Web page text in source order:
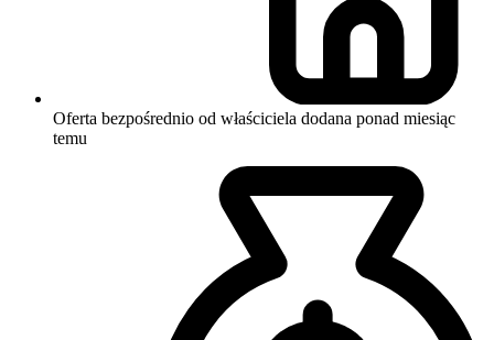
Oferta bezpośrednio od właściciela dodana ponad miesiąc
temu